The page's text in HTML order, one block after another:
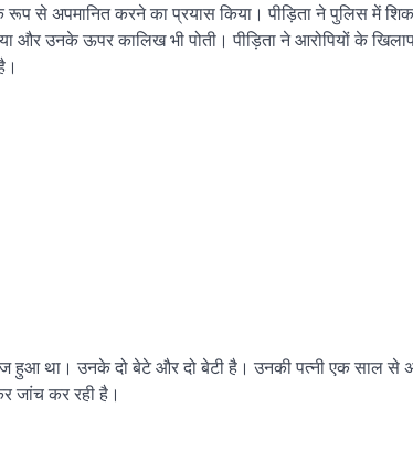
से अपमानित करने का प्रयास किया। पीड़िता ने पुलिस में
उनके ऊपर कालिख भी पोती। पीड़िता ने आरोपियों के
हुआ था। उनके दो बेटे और दो बेटी है। उनकी पत्नी एक साल से
जांच कर रही है।